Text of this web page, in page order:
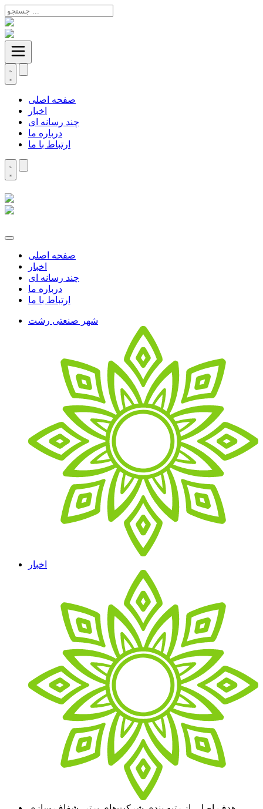
صفحه اصلی
اخبار
چند رسانه ای
درباره ما
ارتباط با ما
صفحه اصلی
اخبار
چند رسانه ای
درباره ما
ارتباط با ما
شهر صنعتی رشت
اخبار